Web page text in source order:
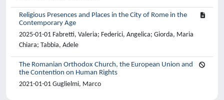
Religious Presences and Places in the City of Rome in the
Contemporary Age
2025-01-01 Fabretti, Valeria; Federici, Angelica; Giorda, Maria
Chiara; Tabbia, Adele
The Romanian Orthodox Church, the European Union and
the Contention on Human Rights
2021-01-01 Guglielmi, Marco